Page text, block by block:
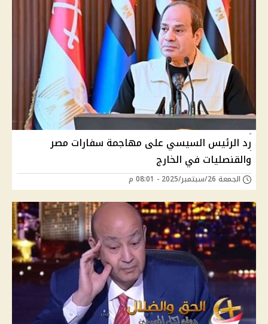
رد الرئيس السيسي على مهاجمة سفارات مصر
والقنصليات في الخارج
الجمعة 26/سبتمبر/2025 - 08:01 م